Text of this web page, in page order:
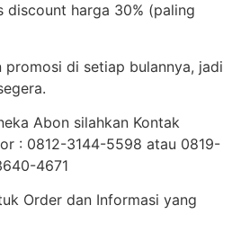
harga 30% (paling
promosi di setiap bulannya, jadi
Abon silahkan Kontak
: 0812-3144-5598 atau 0819-
4671
Order dan Informasi yang